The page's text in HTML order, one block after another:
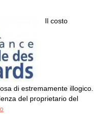
Il costo
di estremamente illogico.
del proprietario del